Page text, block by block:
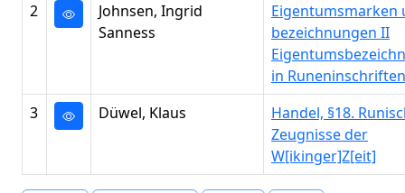
2
Johnsen, Ingrid
Sanness
Eigentumsmarken
bezeichnungen II
in Runeninschriften
3
Düwel, Klaus
Handel, §18.
Zeugnisse der
W[ikinger]Z[eit]